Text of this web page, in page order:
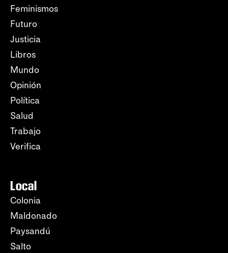
Feminismos
Futuro
Justicia
Libros
Mundo
Opinión
Política
Salud
Trabajo
Verifica
Local
Colonia
Maldonado
Paysandú
Salto